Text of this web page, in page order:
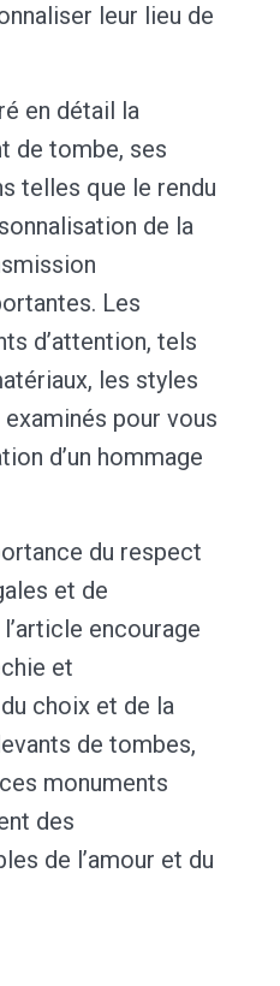
leur lieu de
en détail la
de tombe, ses
telles que le rendu
de la
Les
d’attention, tels
les styles
pour vous
d’un hommage
du respect
et de
encourage
et
choix et de la
de tombes,
monuments
des
de l’amour et du